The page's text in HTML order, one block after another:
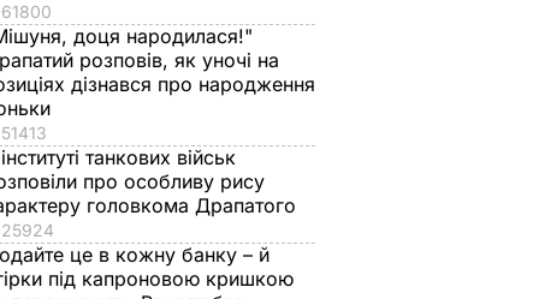
61800
доця народилася!"
розповів, як уночі на
дізнався про народження
51413
танкових військ
про особливу рису
головкома Драпатого
25924
це в кожну банку – й
під капроновою кришкою